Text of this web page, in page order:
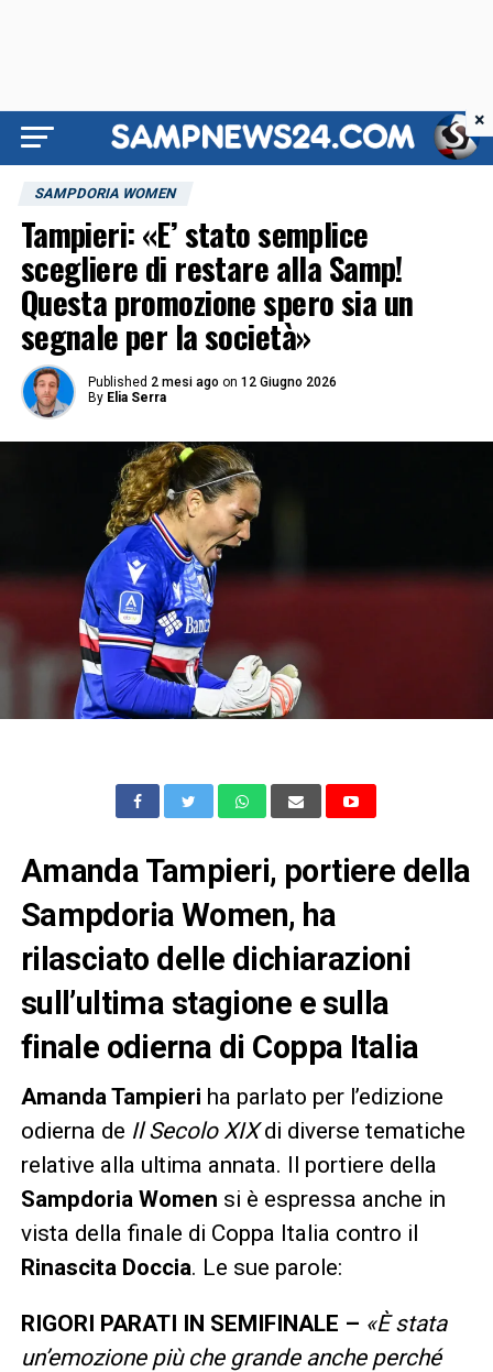
SAMPDORIA WOMEN
Tampieri: «E’ stato semplice
scegliere di restare alla Samp!
Questa promozione spero sia un
segnale per la società»
Published 2 mesi ago on 12 Giugno 2026
By Elia Serra
Amanda Tampieri, portiere della
Sampdoria Women, ha
rilasciato delle dichiarazioni
sull’ultima stagione e sulla
finale odierna di Coppa Italia
Amanda Tampieri ha parlato per l’edizione
odierna de Il Secolo XIXdi diverse tematiche
relative alla ultima annata. Il portiere della
Sampdoria Women si è espressa anche in
vista della finale di Coppa Italia contro il
Rinascita Doccia. Le sue parole:
RIGORI PARATI IN SEMIFINALE – «È stata
un’emozione più che grande anche perché
×